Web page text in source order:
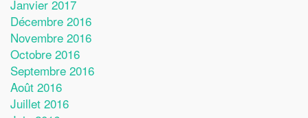
Janvier 2017
Décembre 2016
Novembre 2016
Octobre 2016
Septembre 2016
Août 2016
Juillet 2016